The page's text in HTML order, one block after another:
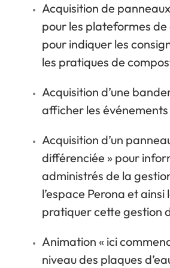
Acquisition de
pour les plateformes
pour indiquer les
les pratiques de
Acquisition d’une
afficher les événements
Acquisition d’un
différenciée » pour
administrés de la
l’espace Perona et ainsi
pratiquer cette gestion
Animation « ici
niveau des plaques